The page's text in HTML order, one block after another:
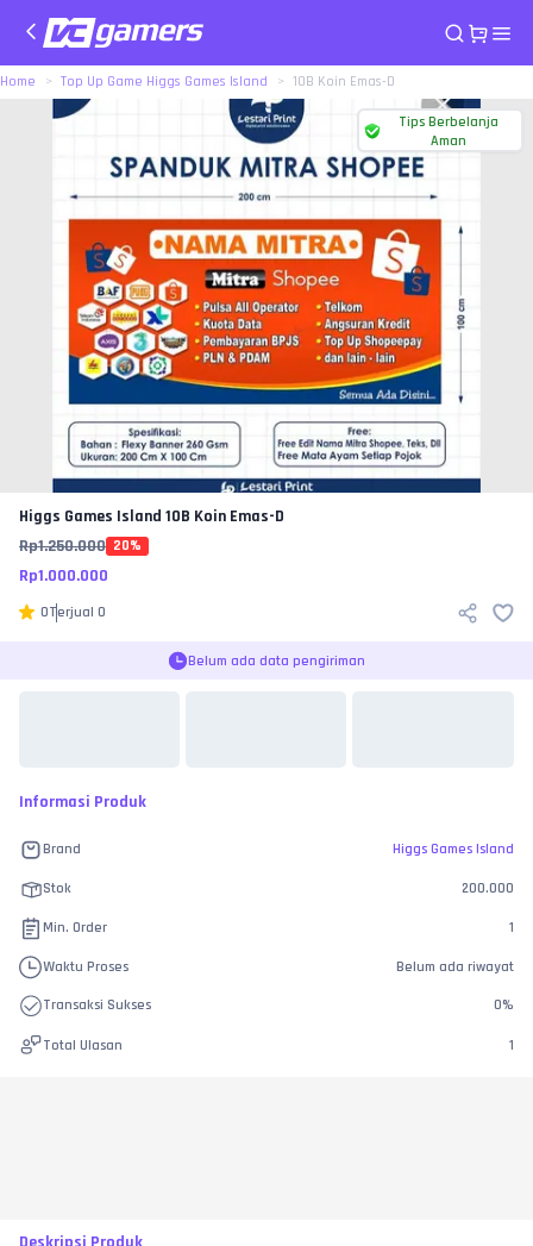
Home Top Up Game Higgs Games Island 10B Koin Emas-D
Tips Berbelanja
Aman
Higgs Games Island 10B Koin Emas-D
Rp1.250.000 20%
Rp1.000.000
0Terjual 0
Belum ada data pengiriman
Informasi Produk
Brand Higgs Games Island
Stok 200.000
Min. Order 1
Waktu Proses Belum ada riwayat
Transaksi Sukses 0%
Total Ulasan 1